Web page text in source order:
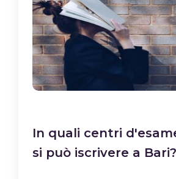
In quali centri
si può iscrivere a Bari?